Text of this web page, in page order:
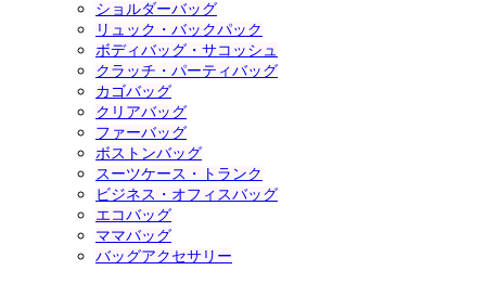
ショルダーバッグ
リュック・バックパック
ボディバッグ・サコッシュ
クラッチ・パーティバッグ
カゴバッグ
クリアバッグ
ファーバッグ
ボストンバッグ
スーツケース・トランク
ビジネス・オフィスバッグ
エコバッグ
ママバッグ
バッグアクセサリー